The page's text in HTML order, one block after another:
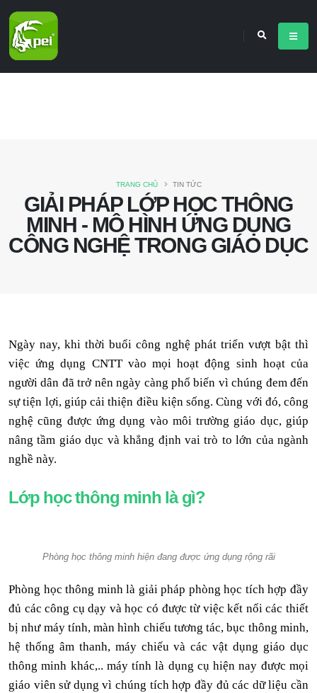
GIẢI PHÁP LỚP HỌC THÔNG
MINH - MÔ HÌNH ỨNG DỤNG
CÔNG NGHỆ TRONG GIÁO DỤC
TRANG CHỦ TIN TỨC
Ngày nay, khi thời buổi công nghệ phát triển vượt bật thì
việc ứng dụng CNTT vào mọi hoạt động sinh hoạt của
người dân đã trở nên ngày càng phổ biến vì chúng đem đến
sự tiện lợi, giúp cải thiện điều kiện sống. Cùng với đó, công
nghệ cũng được ứng dụng vào môi trường giáo dục, giúp
nâng tầm giáo dục và khẳng định vai trò to lớn của ngành
nghề này.
Lớp học thông minh là gì?
Phòng học thông minh hiện đang được ứng dụng rộng rãi
Phòng học thông minh là giải pháp phòng học tích hợp đầy
đủ các công cụ dạy và học có được từ việc kết nối các thiết
bị như máy tính, màn hình chiếu tương tác, bục thông minh,
hệ thống âm thanh, máy chiếu và các vật dụng giáo dục
thông minh khác,.. máy tính là dụng cụ hiện nay được mọi
giáo viên sử dụng vì chúng tích hợp đầy đủ các dữ liệu cần